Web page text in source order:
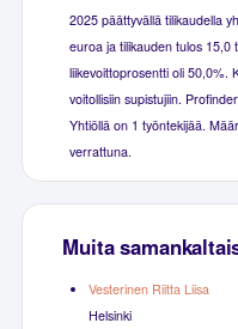
2025 päättyvällä tilikaudella
euroa ja tilikauden tulos 15,0
liikevoittoprosentti oli 50,0%.
voitollisiin supistujiin.
Yhtiöllä on 1 työntekijää.
verrattuna.
Muita
Vesterinen Riitta Liisa
Helsinki